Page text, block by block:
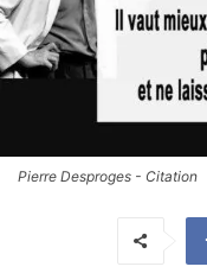
Pierre Desproges - Citation